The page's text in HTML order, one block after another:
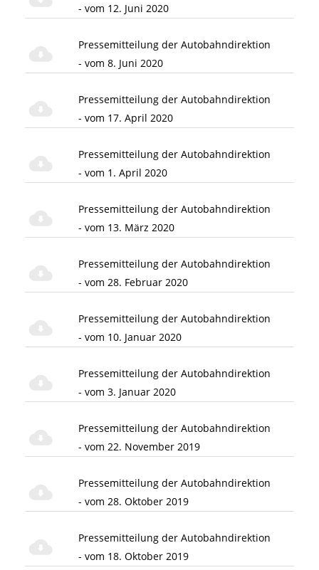
- vom 12. Juni 2020
Pressemitteilung der Autobahndirektion
- vom 8. Juni 2020
Pressemitteilung der Autobahndirektion
- vom 17. April 2020
Pressemitteilung der Autobahndirektion
- vom 1. April 2020
Pressemitteilung der Autobahndirektion
- vom 13. März 2020
Pressemitteilung der Autobahndirektion
- vom 28. Februar 2020
Pressemitteilung der Autobahndirektion
- vom 10. Januar 2020
Pressemitteilung der Autobahndirektion
- vom 3. Januar 2020
Pressemitteilung der Autobahndirektion
- vom 22. November 2019
Pressemitteilung der Autobahndirektion
- vom 28. Oktober 2019
Pressemitteilung der Autobahndirektion
- vom 18. Oktober 2019